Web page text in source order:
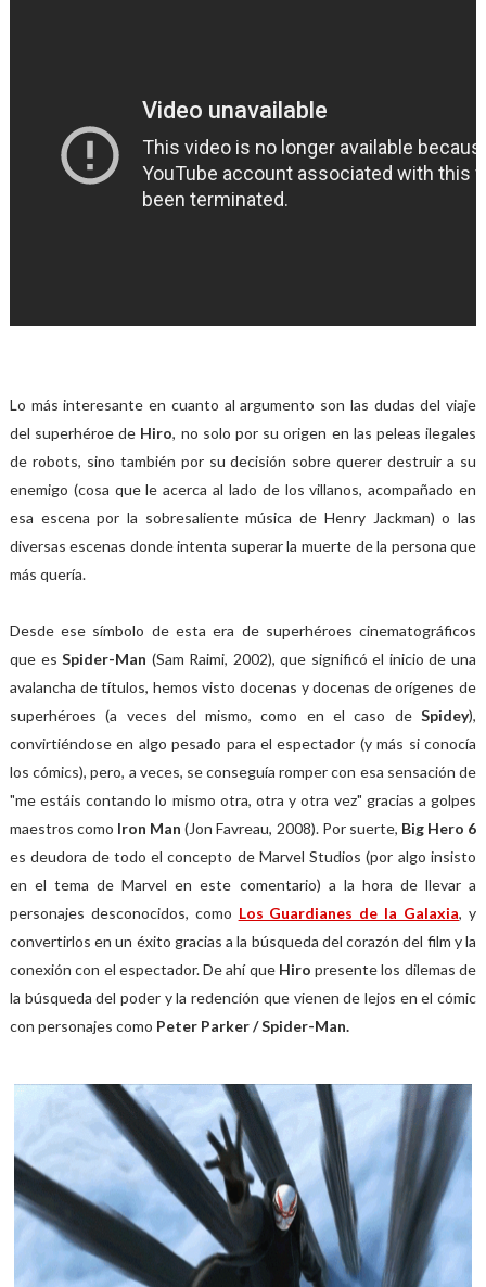
Lo más interesante en cuanto al argumento son las dudas del viaje
del superhéroe de Hiro, no solo por su origen en las peleas ilegales
de robots, sino también por su decisión sobre querer destruir a su
enemigo (cosa que le acerca al lado de los villanos, acompañado en
esa escena por la sobresaliente música de Henry Jackman) o las
diversas escenas donde intenta superar la muerte de la persona que
más quería.
Desde ese símbolo de esta era de superhéroes cinematográficos
que esSpider-Man (Sam Raimi, 2002), que significó el inicio de una
avalancha de títulos, hemos visto docenas y docenas de orígenes de
superhéroes (a veces del mismo, como en el caso deSpidey),
convirtiéndose en algo pesado para el espectador (y más si conocía
los cómics), pero, a veces, se conseguía romper con esa sensación de
"me estáis contando lo mismo otra, otra y otra vez" gracias a golpes
maestros como Iron Man(Jon Favreau, 2008). Por suerte, Big Hero 6
es deudora de todo el concepto de Marvel Studios (por algo insisto
en el tema de Marvel en este comentario) a la hora de llevar a
personajes desconocidos, como Los Guardianes de la Galaxia, y
convertirlos en un éxito gracias a la búsqueda del corazón del film y la
conexión con el espectador. De ahí que Hiropresente los dilemas de
la búsqueda del poder y la redención que vienen de lejos en el cómic
con personajes como Peter Parker / Spider-Man.